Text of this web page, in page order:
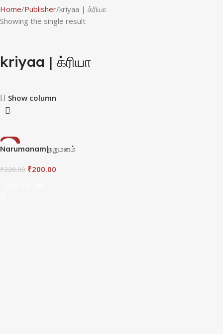
Home Publisher kriyaa | க்ரியா
Showing the single result
kriyaa | க்ரியா
Show column
-9%
Narumanam|நறுமனம்
₹220.00 ₹200.00